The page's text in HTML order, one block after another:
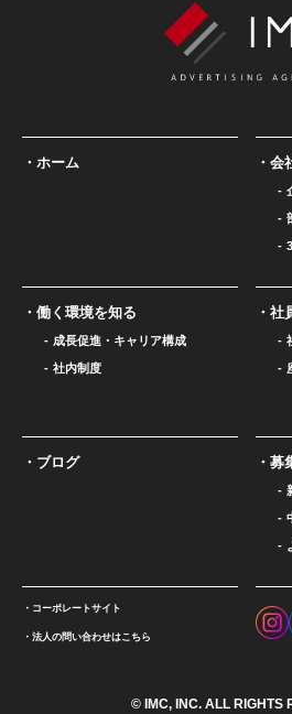
ホーム 会
働く環境を知る
成長促進・キャリア構成
社内制度
社
ブログ 募
コーポレートサイト
法人の問い合わせはこちら
© IMC, INC. ALL RIGHTS